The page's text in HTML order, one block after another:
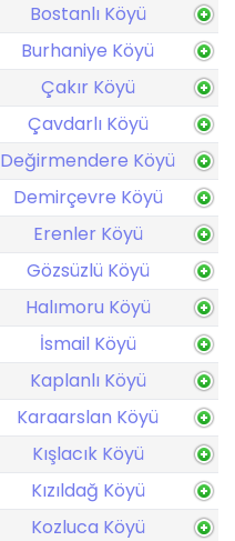
Bostanlı Köyü
Burhaniye Köyü
Çakır Köyü
Çavdarlı Köyü
Değirmendere Köyü
Demirçevre Köyü
Erenler Köyü
Gözsüzlü Köyü
Halımoru Köyü
İsmail Köyü
Kaplanlı Köyü
Karaarslan Köyü
Kışlacık Köyü
Kızıldağ Köyü
Kozluca Köyü